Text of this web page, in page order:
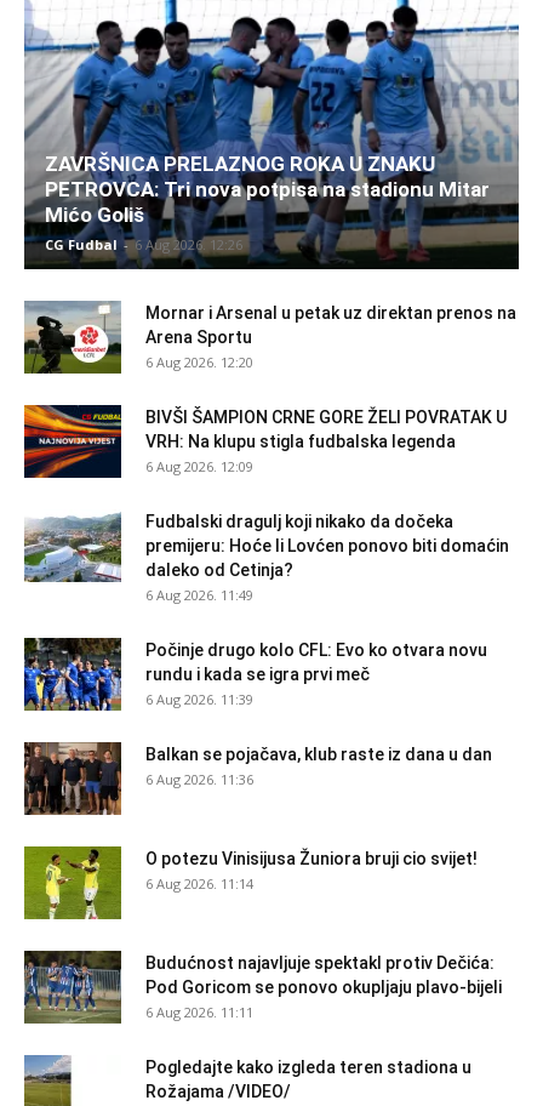
ZAVRŠNICA PRELAZNOG ROKA U ZNAKU
PETROVCA: Tri nova potpisa na stadionu Mitar
Mićo Goliš
CG Fudbal - 6 Aug 2026. 12:26
Mornar i Arsenal u petak uz direktan prenos na
Arena Sportu
6 Aug 2026. 12:20
BIVŠI ŠAMPION CRNE GORE ŽELI POVRATAK U
VRH: Na klupu stigla fudbalska legenda
6 Aug 2026. 12:09
Fudbalski dragulj koji nikako da dočeka
premijeru: Hoće li Lovćen ponovo biti domaćin
daleko od Cetinja?
6 Aug 2026. 11:49
Počinje drugo kolo CFL: Evo ko otvara novu
rundu i kada se igra prvi meč
6 Aug 2026. 11:39
Balkan se pojačava, klub raste iz dana u dan
6 Aug 2026. 11:36
O potezu Vinisijusa Žuniora bruji cio svijet!
6 Aug 2026. 11:14
Budućnost najavljuje spektakl protiv Dečića:
Pod Goricom se ponovo okupljaju plavo-bijeli
6 Aug 2026. 11:11
Pogledajte kako izgleda teren stadiona u
Rožajama /VIDEO/